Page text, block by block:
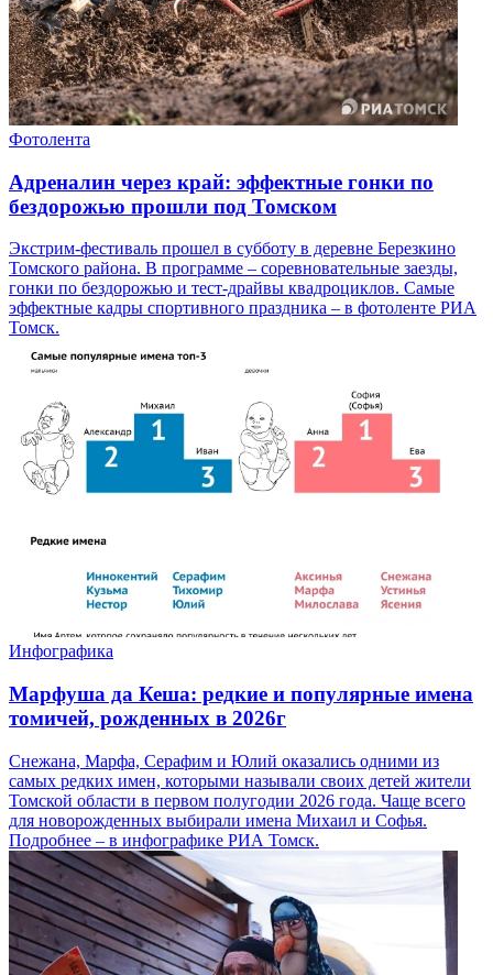
Фотолента
Адреналин через край: эффектные гонки по
бездорожью прошли под Томском
Экстрим-фестиваль прошел в субботу в деревне Березкино
Томского района. В программе – соревновательные заезды,
гонки по бездорожью и тест-драйвы квадроциклов. Самые
эффектные кадры спортивного праздника – в фотоленте РИА
Томск.
Инфографика
Марфуша да Кеша: редкие и популярные имена
томичей, рожденных в 2026г
Снежана, Марфа, Серафим и Юлий оказались одними из
самых редких имен, которыми называли своих детей жители
Томской области в первом полугодии 2026 года. Чаще всего
для новорожденных выбирали имена Михаил и Софья.
Подробнее – в инфографике РИА Томск.